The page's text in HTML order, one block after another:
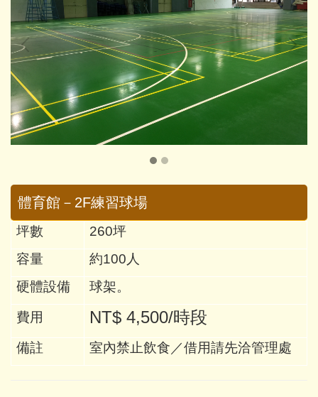
體育館－2F練習球場
坪數 260坪
容量
約100 人
硬體設備
球架。
費用 NT$ 4,500/時段
備註 室內禁止飲食／借用請先洽管理處